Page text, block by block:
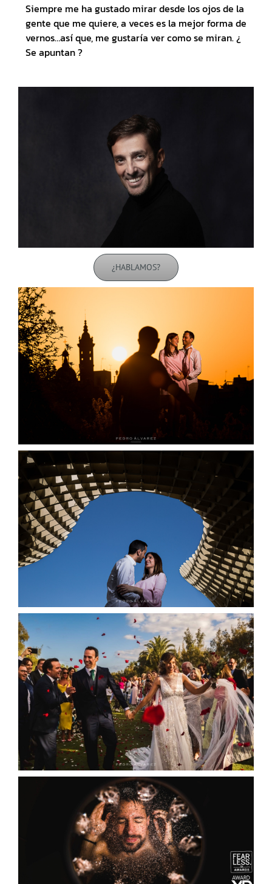
Siempre me ha gustado mirar desde los ojos de la
gente que me quiere, a veces es la mejor forma de
vernos…así que, me gustaría ver como se miran. ¿
Se apuntan ?
¿HABLAMOS?